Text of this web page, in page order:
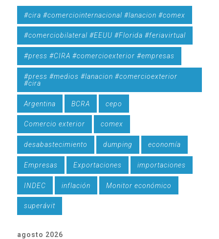
#cira #comerciointernacional #lanacion #comex
#comerciobilateral #EEUU #Florida #feriavirtual
#press #CIRA #comercioexterior #empresas
#press #medios #lanacion #comercioexterior
#cira
Argentina BCRA cepo
Comercio exterior comex
desabastecimiento dumping economía
Empresas Exportaciones importaciones
INDEC inflación Monitor económico
superávit
agosto 2026